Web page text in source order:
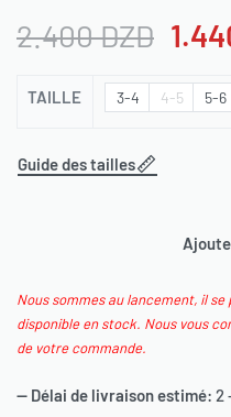
2.400DZD
TAILLE 3-4 4-5 5-6
Guide des tailles
Nous sommes au lancement, il
disponible en stock. Nous vous
de votre commande.
— Délai de livraison estimé: 2